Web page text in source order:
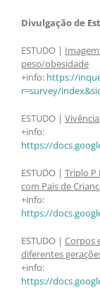
Divulgação de
ESTUDO |
peso/obesidade
+info: https://
r=survey/
ESTUDO |
+info:
https://
ESTUDO | Triplo P
com Pais de
+info:
https://
ESTUDO | Corpos
diferentes
+info:
https://